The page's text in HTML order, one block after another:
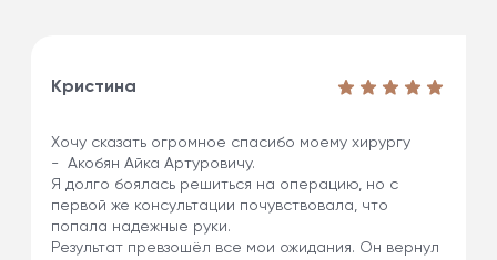
Кристина
Хочу сказать огромное спасибо моему хирургу
- Акобян Айка Артуровичу.
Я долго боялась решиться на операцию, но с
первой же консультации почувствовала, что
попала надежные руки.
Результат превзошёл все мои ожидания. Он вернул